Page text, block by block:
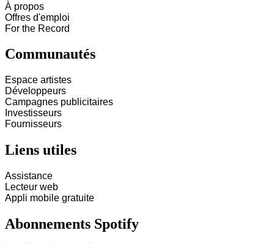
À propos
Offres d'emploi
For the Record
Communautés
Espace artistes
Développeurs
Campagnes publicitaires
Investisseurs
Fournisseurs
Liens utiles
Assistance
Lecteur web
Appli mobile gratuite
Abonnements Spotify